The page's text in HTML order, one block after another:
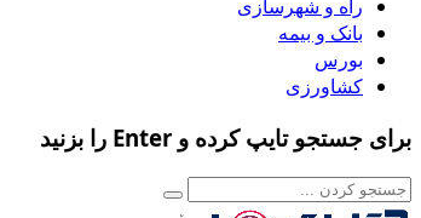
راه و شهرسازی
بانک و بیمه
بورس
کشاورزی
برای جستجو تایپ کرده و Enter را بزنید